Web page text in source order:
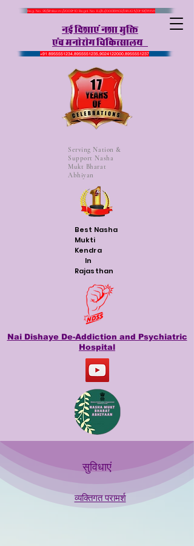
Reg. No. 92/Bhilwara/2009-10 Regd. No. RJ/RJ/00013802/DRUGS/01-19/3558
+91 8955551234,8955551235,9024122000,8955551237
ubZ fn'kk,a u'kk eqfä
,ao euksjksx fpfdRlky;
Nai Dishaye De-Addiction and Psychiatric
Hospital
Best Nasha
Mukti
Kendra
In
Rajasthan
Serving Nation &
Support Nasha
Mukt Bharat
Abhiyan
सुविधाएं
व्यक्तिगत परामर्श